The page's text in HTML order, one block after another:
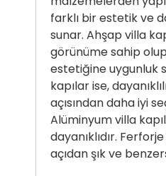
farklı bir estetik ve
sunar. Ahşap villa
görünüme sahip
estetiğine uygunluk
kapılar ise,
açısından daha iyi
Alüminyum villa
dayanıklıdır.
açıdan şık ve